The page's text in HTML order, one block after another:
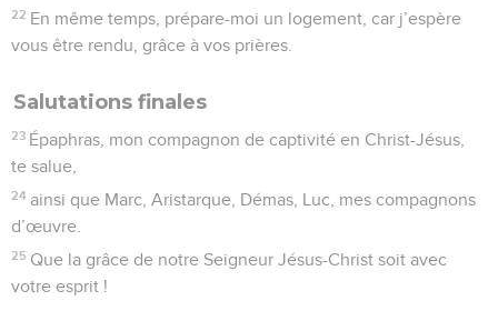
22 En même temps, prépare-moi un logement, car j’espère
vous être rendu, grâce à vos prières.
Salutations finales
23 Épaphras, mon compagnon de captivité en Christ-Jésus,
te salue,
24 ainsi que Marc, Aristarque, Démas, Luc, mes compagnons
d’œuvre.
25 Que la grâce de notre Seigneur Jésus-Christ soit avec
votre esprit !